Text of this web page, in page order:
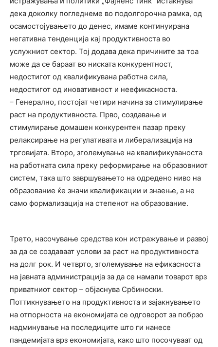
дека доколку погледнеме во подолгорочна рамка, од
осамостојувањето до денес, имаме континуирана
негативна тенденција кај продуктивноста во
услужниот сектор. Тој додава дека причините за тоа
може да се бараат во ниската конкурентност,
недостигот од квалификувана работна сила,
недостигот од иновативност и неефикасноста.
– Генерално, постојат четири начина за стимулирање
раст на продуктивноста. Прво, создавање и
стимулирање домашен конкурентен пазар преку
релаксирање на регулативата и либерализација на
трговијата. Второ, зголемување на квалификуваноста
на работната сила преку реформирање на образовниот
систем, така што завршувањето на одредено ниво на
образование ќе значи квалификации и знаење, а не
само формализација на степенот на образование.
Трето, насочување средства кон истражување и развој
за да се создаваат услови за раст на продуктивноста
на долг рок. И четврто, зголемување на ефикасноста
на јавната администрација за да се намали товарот врз
приватниот сектор – објаснува Србиноски.
Поттикнувањето на продуктивноста и зајакнувањето
на отпорноста на економијата се одговорот за побрзо
надминување на последиците што ги нанесе
пандемијата врз економијата, како што посочуваат од